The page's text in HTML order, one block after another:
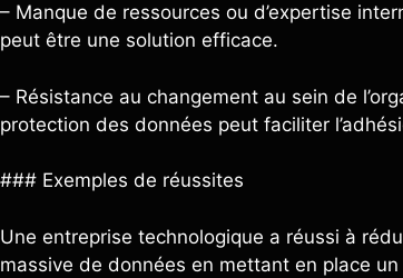
– Manque de ressources ou d’expertise
peut être une solution efficace.
– Résistance au changement au sein de
protection des données peut faciliter
### Exemples de réussites
Une entreprise technologique a réussi à
massive de données en mettant en place